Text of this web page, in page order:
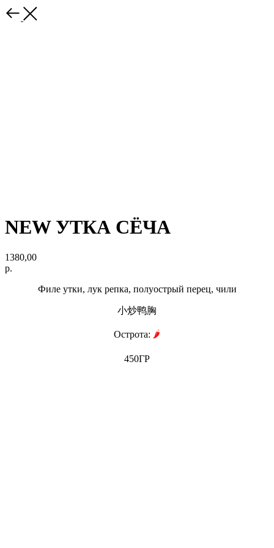
NEW УТКА СЁЧА
1380,00
р.
Филе утки, лук репка, полуострый перец, чили
小炒鸭胸
Острота: 🌶
450ГР